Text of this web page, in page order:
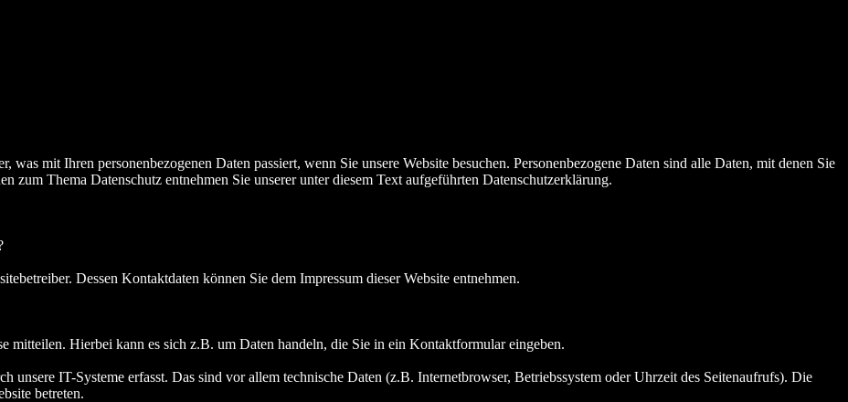
mit Ihren personenbezogenen Daten passiert, wenn Sie unsere Website besuchen. Personenbezogene Daten sind alle Daten, mit denen Sie
Thema Datenschutz entnehmen Sie unserer unter diesem Text aufgeführten Datenschutzerklärung.
Dessen Kontaktdaten können Sie dem Impressum dieser Website entnehmen.
mitteilen. Hierbei kann es sich z.B. um Daten handeln, die Sie in ein Kontaktformular eingeben.
unsere IT-Systeme erfasst. Das sind vor allem technische Daten (z.B. Internetbrowser, Betriebssystem oder Uhrzeit des Seitenaufrufs). Die
betreten.